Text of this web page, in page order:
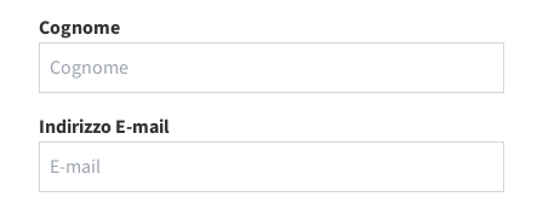
Cognome
Indirizzo E-mail